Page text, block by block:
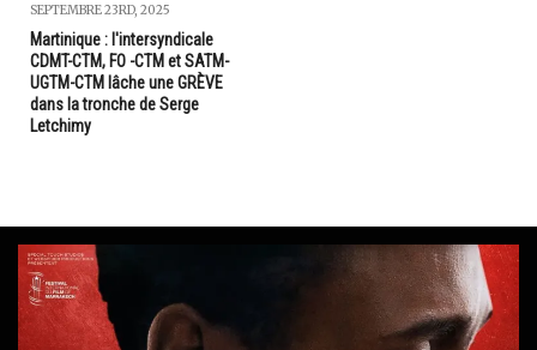
SEPTEMBRE 23RD, 2025
Martinique : l'intersyndicale
CDMT-CTM, FO -CTM et SATM-
UGTM-CTM lâche une GRÈVE
dans la tronche de Serge
Letchimy